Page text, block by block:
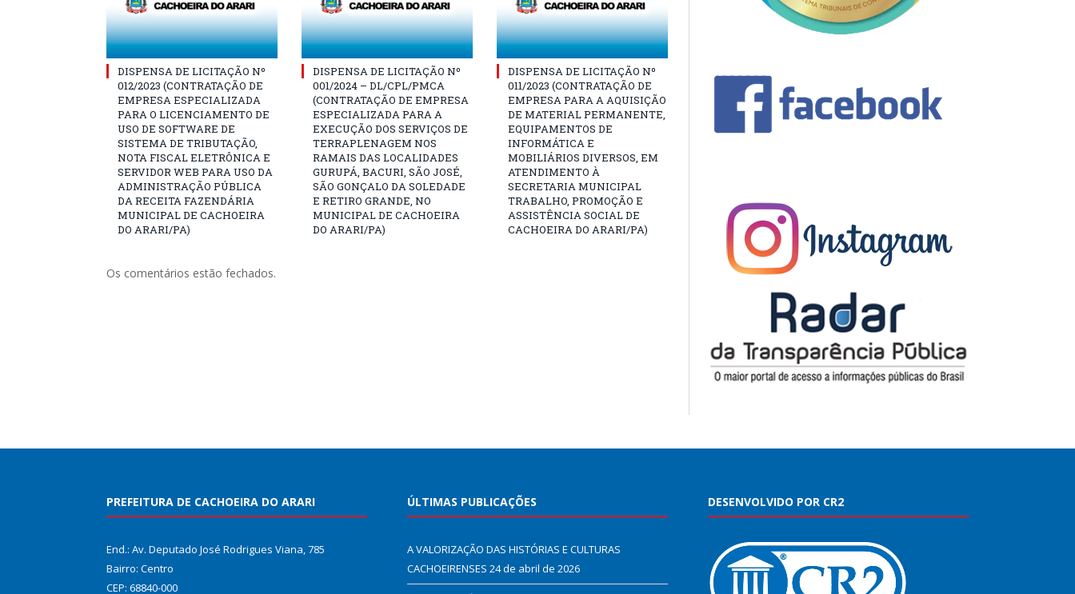
DISPENSA DE LICITAÇÃO Nº
012/2023 (CONTRATAÇÃO DE
EMPRESA ESPECIALIZADA
PARA O LICENCIAMENTO DE
USO DE SOFTWARE DE
SISTEMA DE TRIBUTAÇÃO,
NOTA FISCAL ELETRÔNICA E
SERVIDOR WEB PARA USO DA
ADMINISTRAÇÃO PÚBLICA
DA RECEITA FAZENDÁRIA
MUNICIPAL DE CACHOEIRA
DO ARARI/PA)
DISPENSA DE LICITAÇÃO Nº
001/2024 – DL/CPL/PMCA
(CONTRATAÇÃO DE EMPRESA
ESPECIALIZADA PARA A
EXECUÇÃO DOS SERVIÇOS DE
TERRAPLENAGEM NOS
RAMAIS DAS LOCALIDADES
GURUPÁ, BACURI, SÃO JOSÉ,
SÃO GONÇALO DA SOLEDADE
E RETIRO GRANDE, NO
MUNICIPAL DE CACHOEIRA
DO ARARI/PA)
DISPENSA DE LICITAÇÃO Nº
011/2023 (CONTRATAÇÃO DE
EMPRESA PARA A AQUISIÇÃO
DE MATERIAL PERMANENTE,
EQUIPAMENTOS DE
INFORMÁTICA E
MOBILIÁRIOS DIVERSOS, EM
ATENDIMENTO À
SECRETARIA MUNICIPAL
TRABALHO, PROMOÇÃO E
ASSISTÊNCIA SOCIAL DE
CACHOEIRA DO ARARI/PA)
Os comentários estão fechados.
PREFEITURA DE CACHOEIRA DO ARARI
End.: Av. Deputado José Rodrigues Viana, 785
Bairro: Centro
CEP: 68840-000
ÚLTIMAS PUBLICAÇÕES
A VALORIZAÇÃO DAS HISTÓRIAS E CULTURAS
CACHOEIRENSES 24 de abril de 2026
DESENVOLVIDO POR CR2